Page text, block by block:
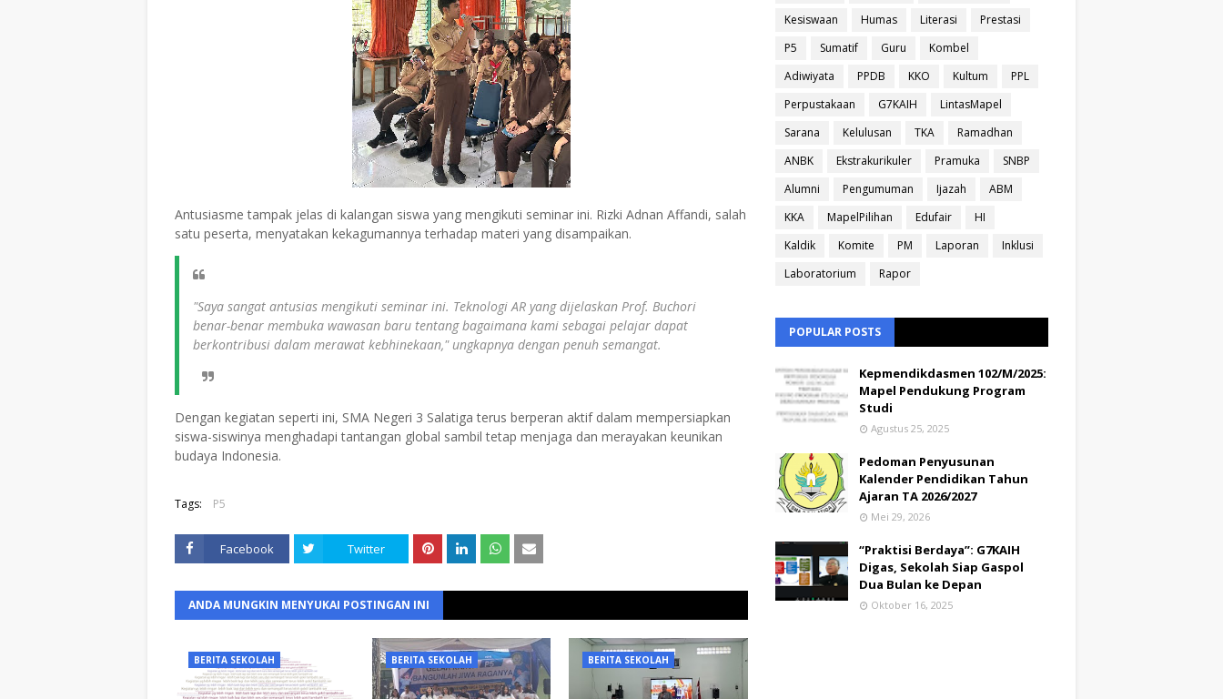
Antusiasme tampak jelas di kalangan siswa yang mengikuti seminar ini. Rizki Adnan Affandi, salah
satu peserta, menyatakan kekagumannya terhadap materi yang disampaikan.
"Saya sangat antusias mengikuti seminar ini. Teknologi AR yang dijelaskan Prof. Buchori
benar-benar membuka wawasan baru tentang bagaimana kami sebagai pelajar dapat
berkontribusi dalam merawat kebhinekaan," ungkapnya dengan penuh semangat.
Dengan kegiatan seperti ini, SMA Negeri 3 Salatiga terus berperan aktif dalam mempersiapkan
siswa-siswinya menghadapi tantangan global sambil tetap menjaga dan merayakan keunikan
budaya Indonesia.
Tags: P5
Facebook Twitter
ANDA MUNGKIN MENYUKAI POSTINGAN INI
BERITA SEKOLAH BERITA SEKOLAH BERITA SEKOLAH
Kesiswaan
Humas Literasi
Prestasi
P5
Sumatif Guru
Kombel
Adiwiyata
PPDB KKO Kultum
PPL
Perpustakaan
G7KAIH
LintasMapel
Sarana
Kelulusan TKA
Ramadhan
ANBK
Ekstrakurikuler Pramuka
SNBP
Alumni
Pengumuman Ijazah
ABM
KKA
MapelPilihan Edufair
HI
Kaldik
Komite PM Laporan
Inklusi
Laboratorium
Rapor
POPULAR POSTS
Kepmendikdasmen 102/M/2025:
Mapel Pendukung Program
Studi
Agustus 25, 2025
Pedoman Penyusunan
Kalender Pendidikan Tahun
Ajaran TA 2026/2027
Mei 29, 2026
“Praktisi Berdaya”: G7KAIH
Digas, Sekolah Siap Gaspol
Dua Bulan ke Depan
Oktober 16, 2025